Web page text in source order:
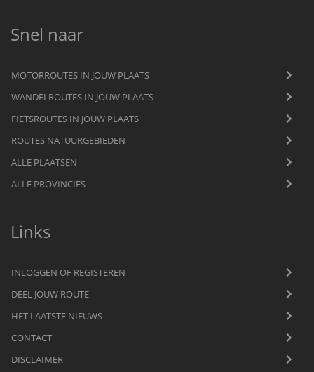
Snel naar
MOTORROUTES IN JOUW PLAATS
WANDELROUTES IN JOUW PLAATS
FIETSROUTES IN JOUW PLAATS
ROUTES NATUURGEBIEDEN
ALLE PLAATSEN
ALLE PROVINCIES
Links
INLOGGEN OF REGISTEREN
DEEL JOUW ROUTE
HET LAATSTE NIEUWS
CONTACT
DISCLAIMER